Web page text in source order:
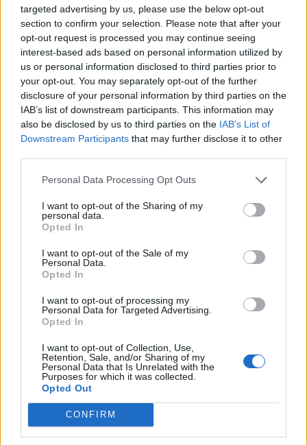
targeted advertising by us, please use the below opt-out
section to confirm your selection. Please note that after your
opt-out request is processed you may continue seeing
interest-based ads based on personal information utilized by
us or personal information disclosed to third parties prior to
your opt-out. You may separately opt-out of the further
disclosure of your personal information by third parties on the
IAB’s list of downstream participants. This information may
also be disclosed by us to third parties on the IAB’s List of
Downstream Participants that may further disclose it to other
Personal Data Processing Opt Outs
I want to opt-out of the Sharing of my
personal data.
Opted In
I want to opt-out of the Sale of my
Personal Data.
Opted In
I want to opt-out of processing my
Personal Data for Targeted Advertising.
Opted In
I want to opt-out of Collection, Use,
Retention, Sale, and/or Sharing of my
Personal Data that Is Unrelated with the
Purposes for which it was collected.
Opted Out
CONFIRM